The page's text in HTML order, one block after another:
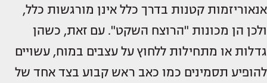
אנאוריזמות קטנות בדרך כלל אינן מורגשות כלל,
ולכן הן מכונות "הרוצח השקט". עם זאת, כשהן
גדלות או מתחילות ללחוץ על עצבים במוח, עשויים
להופיע תסמינים כמו כאב ראש קבוע בצד אחד של